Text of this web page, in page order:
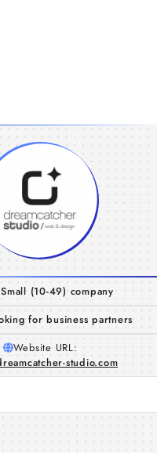
Small (10-49) company
for business partners
Website URL:
studio.com